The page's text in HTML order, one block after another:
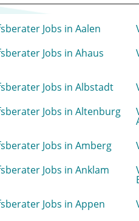
Jobs in Aalen
Jobs in Ahaus
Jobs in Albstadt
Jobs in Altenburg
Jobs in Amberg
Jobs in Anklam
Jobs in Appen